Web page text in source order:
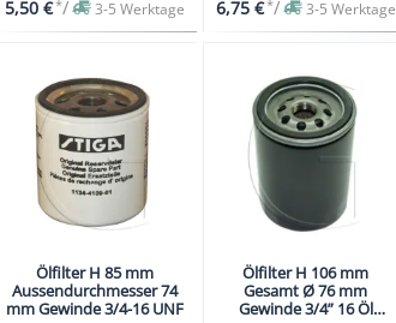
5,50 €*/ 3-5 Werktage 6,75 €*/ 3-5 Werktage
Ölfilter H 85 mm
Aussendurchmesser 74
mm Gewinde 3/4-16 UNF
Ölfilter H 106 mm
Gesamt Ø 76 mm
Gewinde 3/4” 16 Öl